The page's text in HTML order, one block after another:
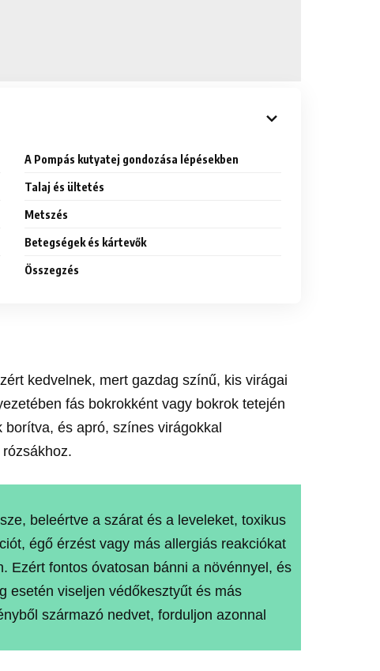
A Pompás kutyatej gondozása lépésekben
Talaj és ültetés
Metszés
Betegségek és kártevők
Összegzés
kedvelnek, mert gazdag színű, kis virágai
fás bokrokként vagy bokrok tetején
és apró, színes virágokkal
beleértve a szárat és a leveleket, toxikus
égő érzést vagy más allergiás reakciókat
Ezért fontos óvatosan bánni a növénnyel, és
esetén viseljen védőkesztyűt és más
származó nedvet, forduljon azonnal